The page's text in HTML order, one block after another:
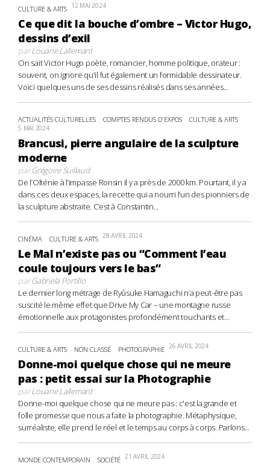
CULTURE & ARTS 12 MAI 2024
Ce que dit la bouche d’ombre – Victor Hugo,
dessins d’exil
parLouane Lallemant
On sait Victor Hugo poète, romancier, homme politique, orateur :
souvent, on ignore qu'il fut également un formidable dessinateur.
Voici quelques uns de ses dessins réalisés dans ses années...
ACTUALITÉS CULTURELLES COMPTES RENDUS D'EXPOS CULTURE & ARTS
5 MAI 2024
Brancusi, pierre angulaire de la sculpture
moderne
parGrégoire Suillaud
De l’Olténie à l’impasse Ronsin il y a près de 2000 km. Pourtant, il y a
dans ces deux espaces, la recette qui a nourri l’un des pionniers de
la sculpture abstraite. C’est à Constantin...
CINÉMA CULTURE & ARTS 28 AVRIL 2024
Le Mal n’existe pas ou “Comment l’eau
coule toujours vers le bas”
parGabriela Portillo
Le dernier long métrage de Ryûsuke Hamaguchi n’a peut-être pas
suscité le même effet que Drive My Car – une montagne russe
émotionnelle aux protagonistes profondément touchants et...
CULTURE & ARTS NON CLASSÉ PHOTOGRAPHIE 26 AVRIL 2024
Donne-moi quelque chose qui ne meure
pas : petit essai sur la Photographie
parLouane Lallemant
Donne-moi quelque chose qui ne meure pas : c'est la grande et
folle promesse que nous a faite la photographie. Métaphysique,
surréaliste, elle prend le réel et le temps au corps à corps. Parlons...
MONDE CONTEMPORAIN SOCIÉTÉ 21 AVRIL 2024